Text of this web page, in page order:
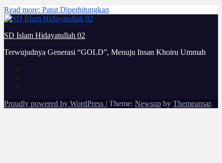
Read more: Patut Diperhitungkan
SD Islam Hidayatullah 02
Terwujudnya Generasi “GOLD”, Menuju Insan Khoiru Ummah
Proudly powered by WordPress | Theme: Newsup by Themeansar.